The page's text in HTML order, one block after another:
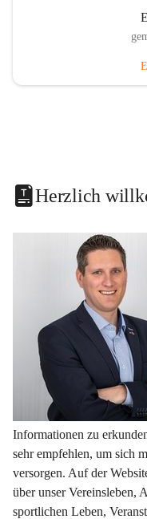
Herzlich
Informationen zu
sehr empfehlen, um sich
versorgen. Auf der
über unser Vereinsleben,
sportlichen Leben,